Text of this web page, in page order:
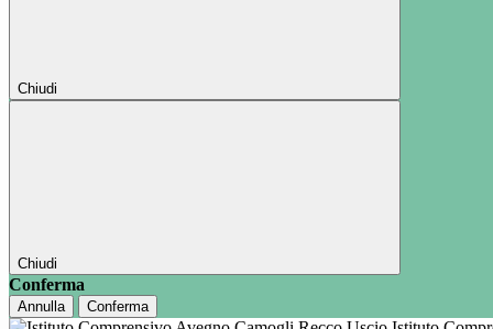
Chiudi
Chiudi
Conferma
Annulla Conferma